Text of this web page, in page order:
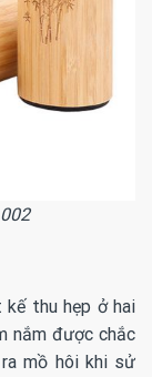
thu hẹp ở hai
nắm được chắc
mồ hôi khi sử